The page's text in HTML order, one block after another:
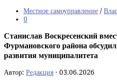
Местное самоуправление /
0
Станислав Воскресенский
Фурмановского района
развития муниципалитета
Автор: Редакция · 03.06.2026